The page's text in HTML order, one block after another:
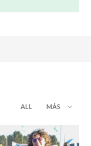
ALL MÁS